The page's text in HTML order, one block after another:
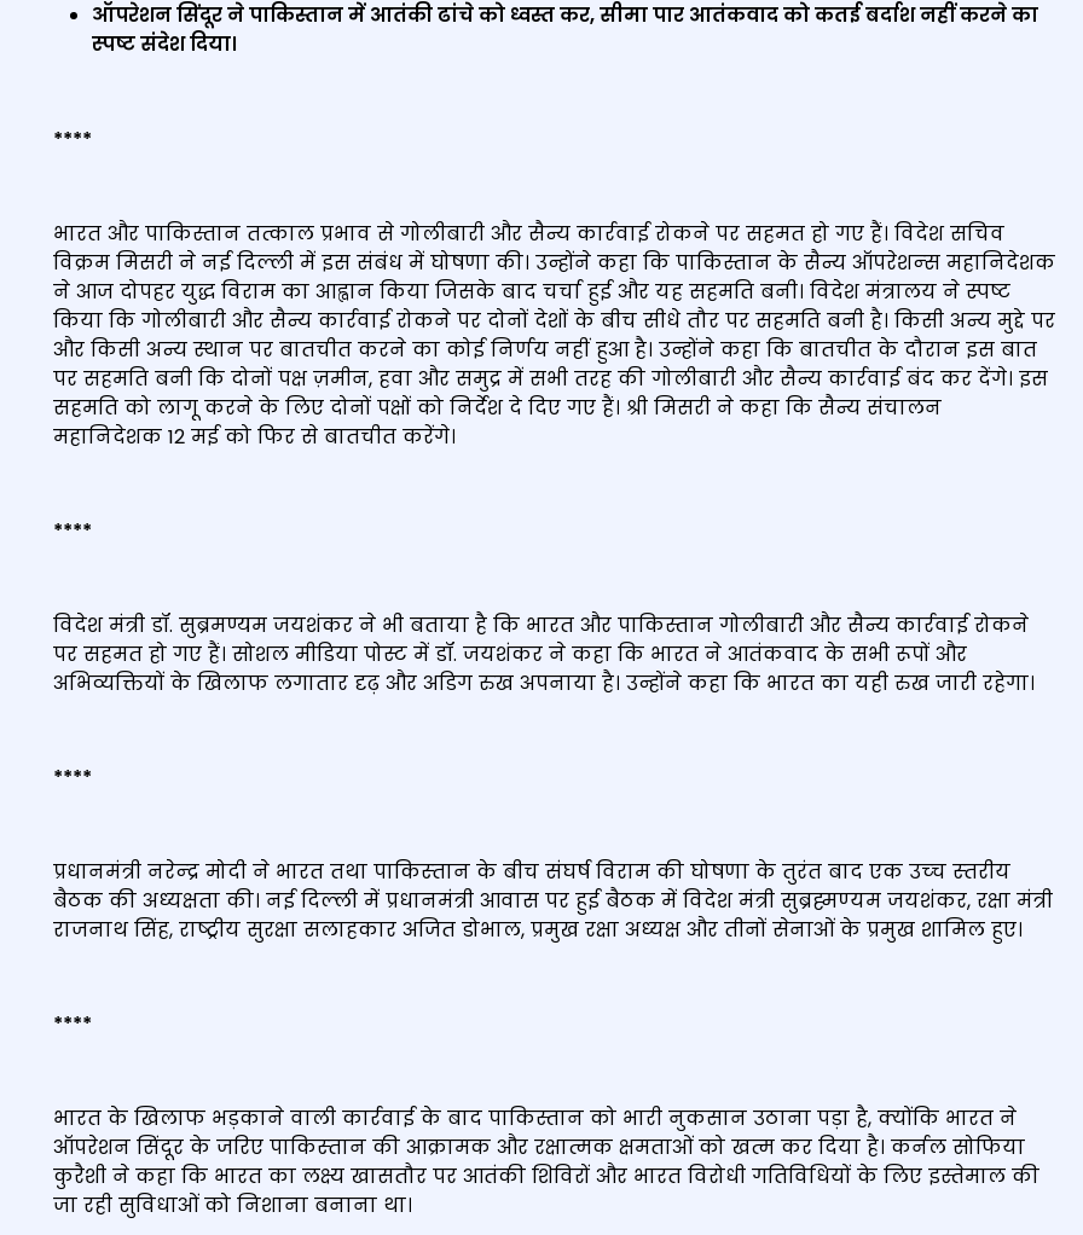
ऑपरेशन सिंदूर ने पाकिस्तान में आतंकी ढांचे को ध्वस्त कर,सीमा पार आतंकवाद को कतई बर्दाश नहीं करने का
स्‍पष्‍ट संदेश दिया।
****
भारत और पाकिस्तान तत्काल प्रभाव से गोलीबारी और सैन्य कार्रवाई रोकने पर सहमत हो गए हैं। विदेश सचिव
विक्रम मिसरी ने नई दिल्ली में इस संबंध में घोषणा की। उन्होंने कहा कि पाकिस्तान के सैन्य ऑपरेशन्‍स महानिदेशक
ने आज दोपहर युद्ध विराम का आह्वान किया जिसके बाद चर्चा हुई और यह सहमति बनी। विदेश मंत्रालय ने स्पष्ट
किया कि गोलीबारी और सैन्य कार्रवाई रोकने पर दोनों देशों के बीच सीधे तौर पर सहमति बनी है। किसी अन्य मुद्दे पर
और किसी अन्य स्थान पर बातचीत करने का कोई निर्णय नहीं हुआ है। उन्होंने कहा कि बातचीत के दौरान इस बात
पर सहमति बनी कि दोनों पक्ष ज़मीन, हवा और समुद्र में सभी तरह की गोलीबारी और सैन्य कार्रवाई बंद कर देंगे। इस
सहमति को लागू करने के लिए दोनों पक्षों को निर्देश दे दिए गए हैं। श्री मिसरी ने कहा कि सैन्य संचालन
महानिदेशक 12 मई को फिर से बातचीत करेंगे।
****
विदेश मंत्री डॉ. सुब्रमण्यम जयशंकर ने भी बताया है कि भारत और पाकिस्तान गोलीबारी और सैन्य कार्रवाई रोकने
पर सहमत हो गए हैं। सोशल मीडिया पोस्ट में डॉ. जयशंकर ने कहा कि भारत ने आतंकवाद के सभी रूपों और
अभिव्यक्तियों के खिलाफ लगातार दृढ़ और अडिग रुख अपनाया है। उन्होंने कहा कि भारत का यही रुख जारी रहेगा।
****
प्रधानमंत्री नरेन्‍द्र मोदी ने भारत तथा पाकिस्‍तान के बीच संघर्ष विराम की घोषणा के तुरंत बाद एक उच्‍च स्‍तरीय
बैठक की अध्‍यक्षता की। नई दिल्‍ली में प्रधानमंत्री आवास पर हुई बैठक में विदेश मंत्री सुब्रह्मण्‍यम जयशंकर, रक्षा मंत्री
राजनाथ सिंह, राष्‍ट्रीय सुरक्षा सलाहकार अजित डोभाल, प्रमुख रक्षा अध्‍यक्ष और तीनों सेनाओं के प्रमुख शामिल हुए।
****
भारत के खिलाफ भड़काने वाली कार्रवाई के बाद पाकिस्तान को भारी नुकसान उठाना पड़ा है, क्योंकि भारत ने
ऑपरेशन सिंदूर के जरिए पाकिस्‍तान की आक्रामक और रक्षात्मक क्षमताओं को खत्म कर दिया है। कर्नल सोफिया
कुरैशी ने कहा कि भारत का लक्ष्य खासतौर पर आतंकी शिविरों और भारत विरोधी गतिविधियों के लिए इस्तेमाल की
जा रही सुविधाओं को निशाना बनाना था।